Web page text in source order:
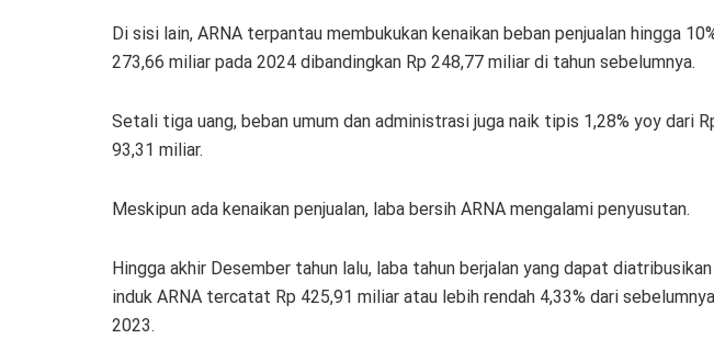
Di sisi lain, ARNA terpantau membukukan kenaikan beban penjualan hingga
273,66 miliar pada 2024 dibandingkan Rp 248,77 miliar di tahun sebelumnya.
Setali tiga uang, beban umum dan administrasi juga naik tipis 1,28% yoy dari
93,31 miliar.
Meskipun ada kenaikan penjualan, laba bersih ARNA mengalami penyusutan.
Hingga akhir Desember tahun lalu, laba tahun berjalan yang dapat
induk ARNA tercatat Rp 425,91 miliar atau lebih rendah 4,33% dari
2023.